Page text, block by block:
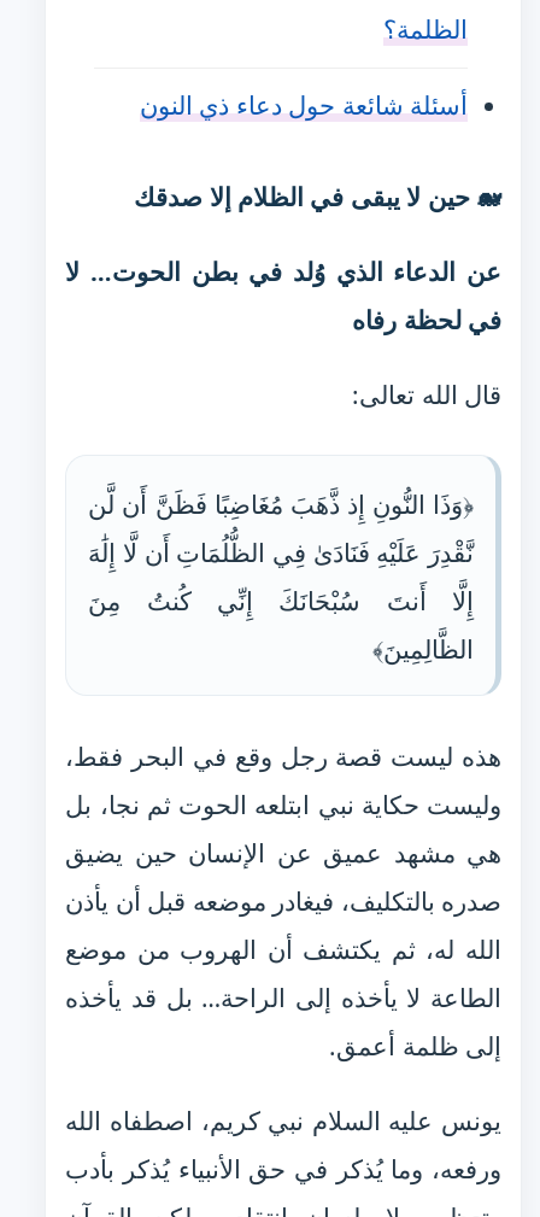
الظلمة؟
أسئلة شائعة حول دعاء ذي النون
🐋 حين لا يبقى في الظلام إلا صدقك
عن الدعاء الذي وُلد في بطن الحوت… لا
في لحظة رفاه
قال الله تعالى:
﴿وَذَا النُّونِ إِذ ذَّهَبَ مُغَاضِبًا فَظَنَّ أَن لَّن
نَّقْدِرَ عَلَيْهِ فَنَادَىٰ فِي الظُّلُمَاتِ أَن لَّا إِلَٰهَ
إِلَّا أَنتَ سُبْحَانَكَ إِنِّي كُنتُ مِنَ
الظَّالِمِينَ﴾
هذه ليست قصة رجل وقع في البحر فقط،
وليست حكاية نبي ابتلعه الحوت ثم نجا، بل
هي مشهد عميق عن الإنسان حين يضيق
صدره بالتكليف، فيغادر موضعه قبل أن يأذن
الله له، ثم يكتشف أن الهروب من موضع
الطاعة لا يأخذه إلى الراحة… بل قد يأخذه
إلى ظلمة أعمق.
يونس عليه السلام نبي كريم، اصطفاه الله
ورفعه، وما يُذكر في حق الأنبياء يُذكر بأدب